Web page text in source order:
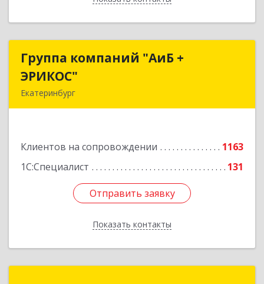
Группа компаний "АиБ +
ЭРИКОС"
Екатеринбург
Клиентов на сопровождении
1163
1С:Специалист
131
Отправить заявку
Показать контакты
Группа компаний "АиБ +
Подробнее
Отправить заявку
Назад